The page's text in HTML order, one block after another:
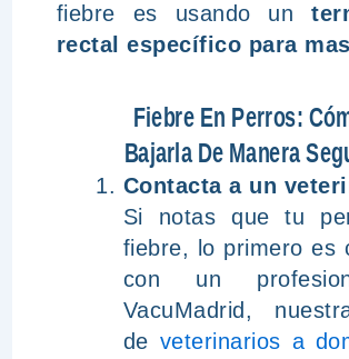
fiebre es usando un
rectal específico para
Fiebre En Perros:
Bajarla De Manera
Contacta a un
Si notas que tu
fiebre, lo primero es
con un
VacuMadrid,
de veterinarios a